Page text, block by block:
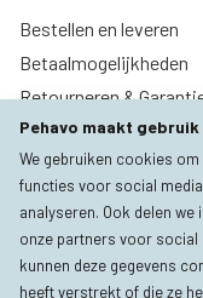
Bestellen en leveren
Betaalmogelijkheden
Retourneren &
Account aanvraag
ONZE TOPMERKEN
Alle categorieën
AMGA
RIDGID
Pehavo maakt
We gebruiken cookies
functies voor social
analyseren. Ook delen
onze partners voor social
kunnen deze gegevens
heeft verstrekt of die ze